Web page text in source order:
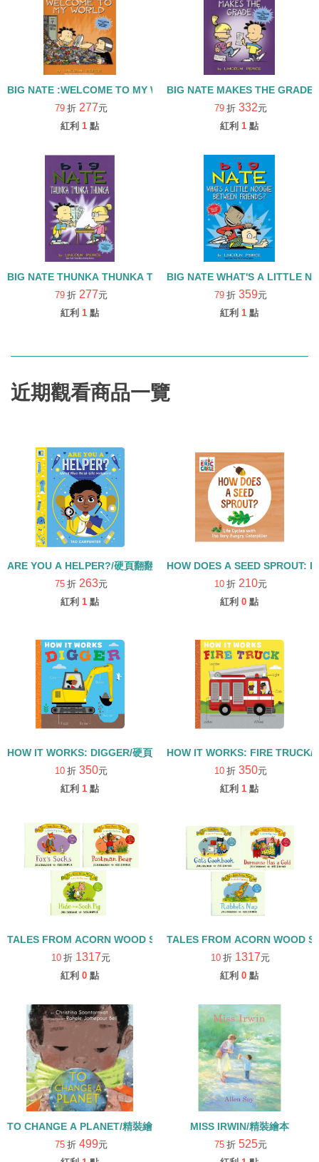
BIG NATE :WELCOME TO MY WORLD /漫畫版
79 折 277元
紅利 1 點
BIG NATE MAKES THE GRADE
79 折 332元
紅利 1 點
BIG NATE THUNKA THUNKA THUNKA
79 折 277元
紅利 1 點
BIG NATE WHAT'S A LITTLE
79 折 359元
紅利 1 點
近期觀看商品一覽
ARE YOU A HELPER?/硬頁翻翻書
75 折 263元
紅利 1 點
HOW DOES A SEED SPROUT:
10 折 210元
紅利 0 點
HOW IT WORKS: DIGGER/硬頁書
10 折 350元
紅利 1 點
HOW IT WORKS: FIRE TRUCK/
10 折 350元
紅利 1 點
TALES FROM ACORN WOOD STORY COLLECTION 觀察探索組/
10 折 1317元
紅利 0 點
TALES FROM ACORN WOOD
10 折 1317元
紅利 0 點
TO CHANGE A PLANET/精裝繪本
75 折 499元
MISS IRWIN/精裝繪本
75 折 525元